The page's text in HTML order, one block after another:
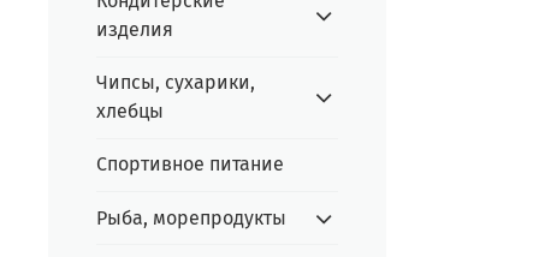
изделия
Чипсы, сухарики,
хлебцы
Спортивное питание
Рыба, морепродукты